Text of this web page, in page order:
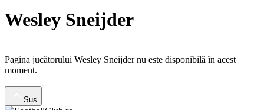
Wesley Sneijder
Pagina jucătorului Wesley Sneijder nu este disponibilă în acest
moment.
Sus